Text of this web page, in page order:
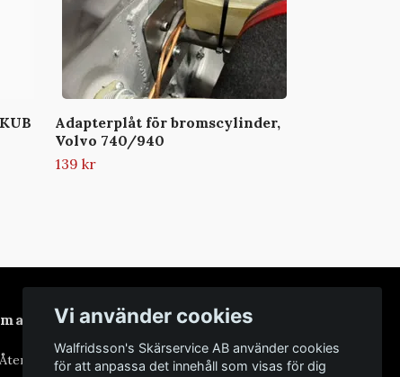
Adapterplåt för bromscylinder,
Volvo 740/940
139 kr
Vi använder cookies
Walfridsson's Skärservice AB använder cookies
för att anpassa det innehåll som visas för dig